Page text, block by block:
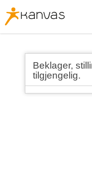
Kanvas
logo
Søk barnehageplass
Ledige stillinger